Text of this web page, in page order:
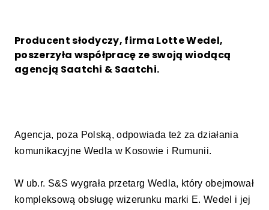
Producent słodyczy, firma Lotte Wedel,
poszerzyła współpracę ze swoją wiodącą
agencją Saatchi & Saatchi.
Agencja, poza Polską, odpowiada też za działania
komunikacyjne Wedla w Kosowie i Rumunii.
W ub.r. S&S wygrała przetarg Wedla, który obejmował
kompleksową obsługę wizerunku marki E. Wedel i jej